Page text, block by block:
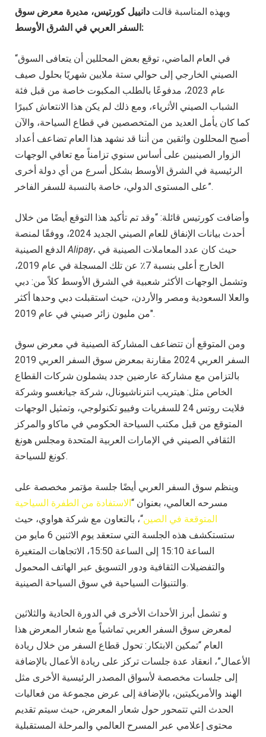
وبهذه المناسبة قالت دانييل كورتيس، مديرة معرض سوق
السفر العربي في الشرق الأوسط:
“في العام الماضي، توقع بعض المحللين أن يتعافى السوق
الصيني الخارجي إلى حوالي ستة ملايين شهريًا بحلول صيف
عام 2023، مدفوعًا بالطلب المكبوت خاصة من قبل فئة
الشباب الصيني الأثرياء، ومع ذلك لم يكن هذا الانتعاش كبيرًا
كما كان يأمل العديد من المتخصصين في قطاع السياحة، والآن
أصبح المحللون واثقين من أننا قد نشهد هذا العام تضاعف أعداد
الزوار الصينيين على أساس سنوي تزامناً مع تعافي الوجهات
الرئيسية في الشرق الأوسط بشكل أسرع من أي دولة أخرى
على المستوى الدولي، خاصة بالنسبة للسفر الفاخر”.
وأضافت كورتيس قائلة: “وقد تم تأكيد هذا التوقع أيضًا من خلال
أحدث بيانات الإنفاق للعام الصيني الجديد 2024، ووفقًا لمنصة
Alipay، حيث كان عدد المعاملات الصينية في
الخارج أعلى بنسبة 7٪ عن تلك المسجلة في عام 2019،
وتشمل الوجهات الأكثر شعبية في الشرق الأوسط كلاً من: دبي
والعلا السعودية ومصر والأردن، حيث استقبلت دبي وحدها أكثر
من مليون زائر صيني في عام 2019″.
ومن المتوقع أن تتضاعف المشاركة الصينية في معرض سوق
السفر العربي 2024 مقارنة بمعرض سوق السفر العربي 2019
بالتزامن مع مشاركة عارضين جدد يشملون شركات القطاع
الخاص مثل: هيتريب انترناشيونال، شركة جيانغسو وشركة
فلايت روتس 24 للسفريات وفييو تكنولوجي، وتمثيل الوجهات
المتوقع من قبل مكتب السياحة الحكومي في ماكاو والمركز
الثقافي الصيني في الإمارات العربية المتحدة ومجلس هونغ
كونغ للسياحة.
وينظم سوق السفر العربي أيضًا جلسة مؤتمر مخصصة على
مسرحه العالمي، بعنوان “الاستفادة من الطفرة السياحية
المتوقعة في الصين“، بالتعاون مع شركة هواوي، حيث
ستستكشف هذه الجلسة التي ستعقد يوم الاثنين 6 مايو من
الساعة 15:10 إلى الساعة 15:50، الاتجاهات المتغيرة
والتفضيلات الثقافية ودور التسويق عبر الهاتف المحمول
والتنبؤات السياحية في سوق السياحة الصينية.
و تشمل أبرز الأحداث الأخرى في الدورة الحادية والثلاثين
لمعرض سوق السفر العربي تماشياً مع شعار المعرض هذا
العام “تمكين الابتكار: تحول قطاع السفر من خلال ريادة
الأعمال”، انعقاد عدة جلسات تركز على ريادة الأعمال بالإضافة
إلى جلسات مخصصة لأسواق المصدر الرئيسية الأخرى مثل
الهند والأمريكيتين، بالإضافة إلى عرض مجموعة من فعاليات
الحدث التي تتمحور حول شعار المعرض، حيث سيتم تقديم
محتوى إعلامي عبر المسرح العالمي والمرحلة المستقبلية